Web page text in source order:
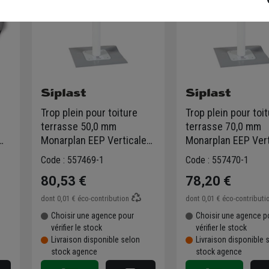
Trop plein pour toiture
terrasse 50,0 mm
Monarplan EEP Verticale
Siplast
Code : 557469-1
80,53 €
dont 0,01 € éco-contribution
Choisir une agence pour
vérifier le stock
Livraison disponible selon
stock agence
Trop plein pour
terrasse 70,0 mm
Monarplan EEP
Siplast
Code : 557470-1
78,20 €
dont 0,01 € éco-
Choisir une agence
vérifier le stock
Livraison disponible
stock agence